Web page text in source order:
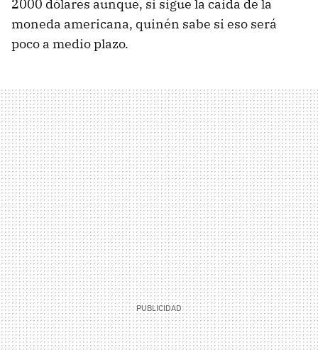
2000 dólares aunque, si sigue la caida de la
moneda americana, quinén sabe si eso será
poco a medio plazo.